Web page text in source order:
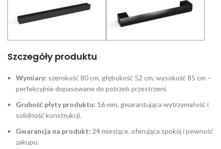
Szczegóły produktu
Wymiary: szerokość 80 cm, głębokość 52 cm, wysokość 85 cm –
perfekcyjnie dopasowane do potrzeb przestrzeni.
Grubość płyty produktu: 16 mm, gwarantująca wytrzymałość i
solidność konstrukcji.
Gwarancja na produkt: 24 miesiące, oferująca spokój i pewność
zakupu.